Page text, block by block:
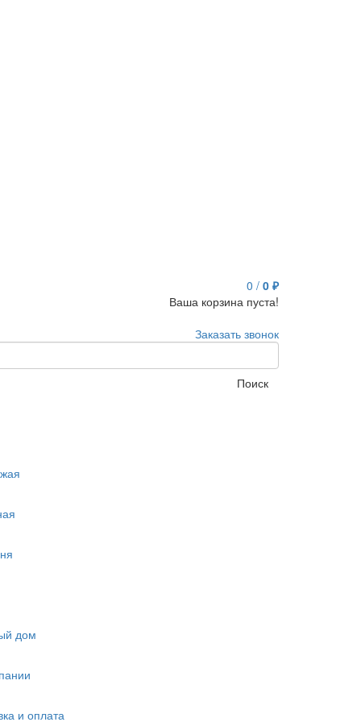
0 / 0 ₽
Ваша корзина пуста!
Заказать звонок
Поиск
дом
и оплата